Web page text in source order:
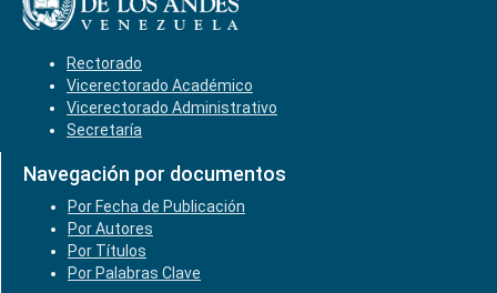
Rectorado
Vicerectorado Académico
Vicerectorado Administrativo
Secretaría
Navegación por documentos
Por Fecha de Publicación
Por Autores
Por Títulos
Por Palabras Clave